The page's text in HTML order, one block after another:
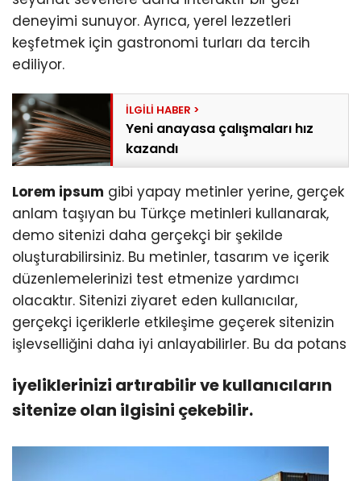
deneyimi sunuyor. Ayrıca, yerel lezzetleri
keşfetmek için gastronomi turları da tercih
ediliyor.
Yeni anayasa çalışmaları hız
kazandı
Lorem ipsum gibi yapay metinler yerine, gerçek
anlam taşıyan bu Türkçe metinleri kullanarak,
demo sitenizi daha gerçekçi bir şekilde
oluşturabilirsiniz. Bu metinler, tasarım ve içerik
düzenlemelerinizi test etmenize yardımcı
olacaktır. Sitenizi ziyaret eden kullanıcılar,
gerçekçi içeriklerle etkileşime geçerek sitenizin
işlevselliğini daha iyi anlayabilirler. Bu da potans
iyeliklerinizi artırabilir ve kullanıcıların
sitenize olan ilgisini çekebilir.